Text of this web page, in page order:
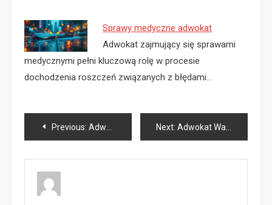
Sprawy medyczne adwokat
Adwokat zajmujący się sprawami
medycznymi pełni kluczową rolę w procesie
dochodzenia roszczeń związanych z błędami…
Nawigacja
wpisu
Previous: Adwokat Szczecin Next: Adwokat Warszawa